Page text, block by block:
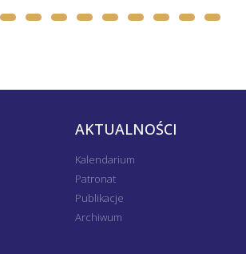
AKTUALNOŚCI
Kalendarium
Patronat
Publikacje
Archiwum